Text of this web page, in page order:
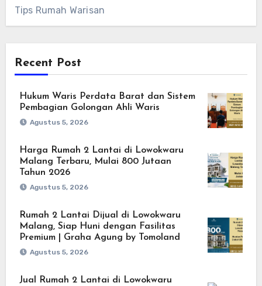
Tips Rumah Warisan
Recent Post
Hukum Waris Perdata Barat dan Sistem
Pembagian Golongan Ahli Waris
Agustus 5, 2026
Harga Rumah 2 Lantai di Lowokwaru
Malang Terbaru, Mulai 800 Jutaan
Tahun 2026
Agustus 5, 2026
Rumah 2 Lantai Dijual di Lowokwaru
Malang, Siap Huni dengan Fasilitas
Premium | Graha Agung by Tomoland
Agustus 5, 2026
Jual Rumah 2 Lantai di Lowokwaru